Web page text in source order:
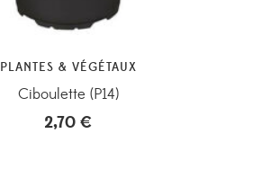
PLANTES & VÉGÉTAUX
Ciboulette (P14)
2,70 €